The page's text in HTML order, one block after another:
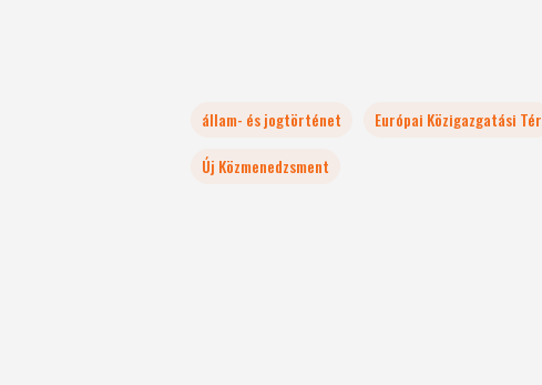
állam- és jogtörténet Európai Közigazgatási Tér
Új Közmenedzsment